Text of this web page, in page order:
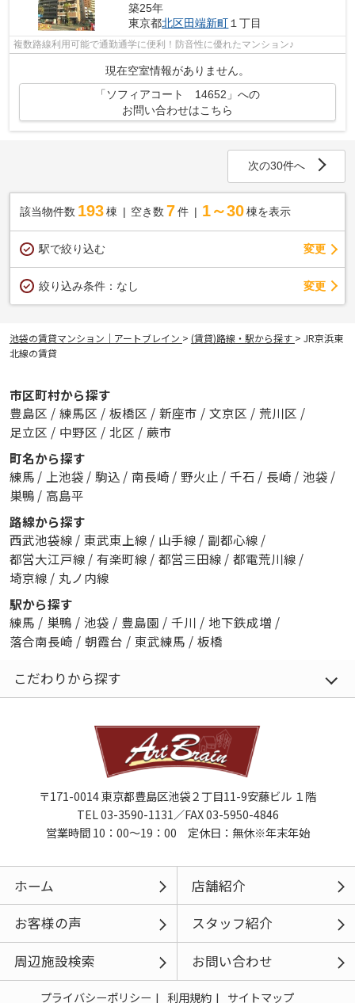
築25年
東京都北区田端新町 １丁目
複数路線利用可能で通勤通学に便利！防音性に優れたマンション♪
現在空室情報がありません。
「ソフィアコート 14652」への
お問い合わせはこちら
次の30件へ
該当物件数 193棟 空き数 7 件 1～30 棟を表示
駅で絞り込む 変更
絞り込み条件： なし 変更
池袋の賃貸マンション｜アートブレイン > (賃貸)路線・駅から探す > JR京浜東
北線の賃貸
市区町村から探す
豊島区 / 練馬区 / 板橋区 / 新座市 / 文京区 / 荒川区 /
足立区 / 中野区 / 北区 / 蕨市
町名から探す
練馬 / 上池袋 / 駒込 / 南長崎 / 野火止 / 千石 / 長崎 / 池袋 /
巣鴨 / 高島平
路線から探す
西武池袋線 / 東武東上線 / 山手線 / 副都心線 /
都営大江戸線 / 有楽町線 / 都営三田線 / 都電荒川線 /
埼京線 / 丸ノ内線
駅から探す
練馬 / 巣鴨 / 池袋 / 豊島園 / 千川 / 地下鉄成増 /
落合南長崎 / 朝霞台 / 東武練馬 / 板橋
こだわりから探す
〒171-0014 東京都豊島区池袋２丁目11-9安藤ビル １階
TEL 03-3590-1131／FAX 03-5950-4846
営業時間 10：00～19：00 定休日：無休※年末年始
ホーム
店舗紹介
お客様の声
スタッフ紹介
周辺施設検索
お問い合わせ
プライバシーポリシー 利用規約 サイトマップ